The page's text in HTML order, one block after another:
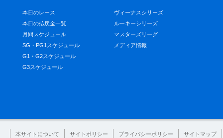
本日のレース
本日の払戻金一覧
月間スケジュール
SG・PG1スケジュール
G1・G2スケジュール
G3スケジュール
ヴィーナスシリーズ
ルーキーシリーズ
マスターズリーグ
メディア情報
本サイトについて サイトポリシー プライバシーポリシー サイトマップ